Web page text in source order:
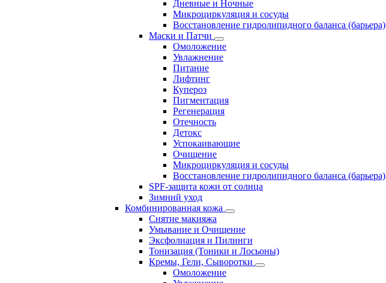
Дневные и Ночные
Микроциркуляция и сосуды
Восстановление гидролипидного баланса (барьера)
Маски и Патчи
Омоложение
Увлажнение
Питание
Лифтинг
Купероз
Пигментация
Регенерация
Отечность
Детокс
Успокаивающие
Очищение
Микроциркуляция и сосуды
Восстановление гидролипидного баланса (барьера)
SPF-защита кожи от солнца
Зимний уход
Комбинированная кожа
Снятие макияжа
Умывание и Очищение
Эксфолиация и Пилинги
Тонизация (Тоники и Лосьоны)
Кремы, Гели, Сыворотки
Омоложение